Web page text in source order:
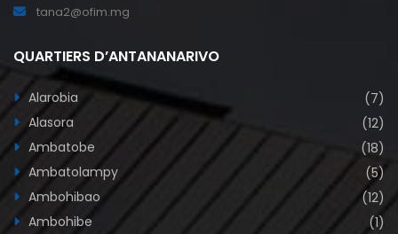
tana2@ofim.mg
QUARTIERS D’ANTANANARIVO
Alarobia
(7)
Alasora
(12)
Ambatobe
(18)
Ambatolampy
(5)
Ambohibao
(12)
Ambohibe
(1)